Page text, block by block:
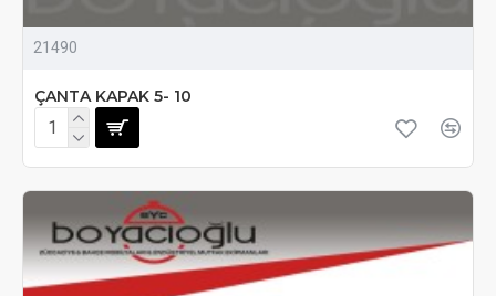
21490
ÇANTA KAPAK 5- 10